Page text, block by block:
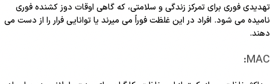
تهدیدی فوری برای تمرکز زندگی و سلامتی، که گاهی اوقات دوز کشنده فوری
نامیده می شود. افراد در این غلظت فوراً می میرند یا توانایی فرار را از دست می
دهند.
MAC: